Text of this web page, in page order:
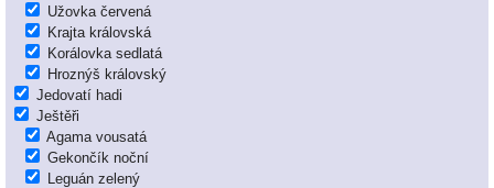
Užovka červená
Krajta královská
Korálovka sedlatá
Hroznýš královský
Jedovatí hadi
Ještěři
Agama vousatá
Gekončík noční
Leguán zelený